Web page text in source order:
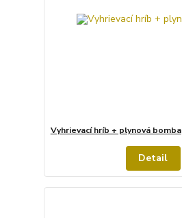
Vyhrievací hríb + plynová bomba
Detail